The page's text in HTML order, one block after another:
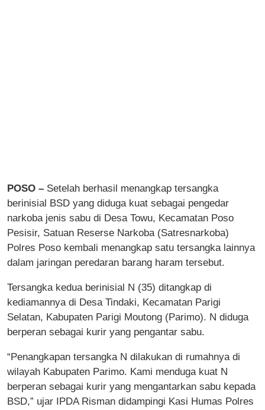
POSO – Setelah berhasil menangkap tersangka
berinisial BSD yang diduga kuat sebagai pengedar
narkoba jenis sabu di Desa Towu, Kecamatan Poso
Pesisir, Satuan Reserse Narkoba (Satresnarkoba)
Polres Poso kembali menangkap satu tersangka lainnya
dalam jaringan peredaran barang haram tersebut.
Tersangka kedua berinisial N (35) ditangkap di
kediamannya di Desa Tindaki, Kecamatan Parigi
Selatan, Kabupaten Parigi Moutong (Parimo). N diduga
berperan sebagai kurir yang pengantar sabu.
“Penangkapan tersangka N dilakukan di rumahnya di
wilayah Kabupaten Parimo. Kami menduga kuat N
berperan sebagai kurir yang mengantarkan sabu kepada
BSD,” ujar IPDA Risman didampingi Kasi Humas Polres